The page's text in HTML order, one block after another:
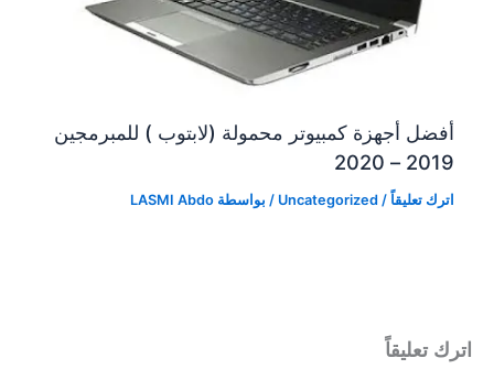
أفضل أجهزة كمبيوتر محمولة (لابتوب ) للمبرمجين
2019 – 2020
اترك تعليقاً /
Uncategorized / بواسطة LASMI Abdo
اترك تعليقاً